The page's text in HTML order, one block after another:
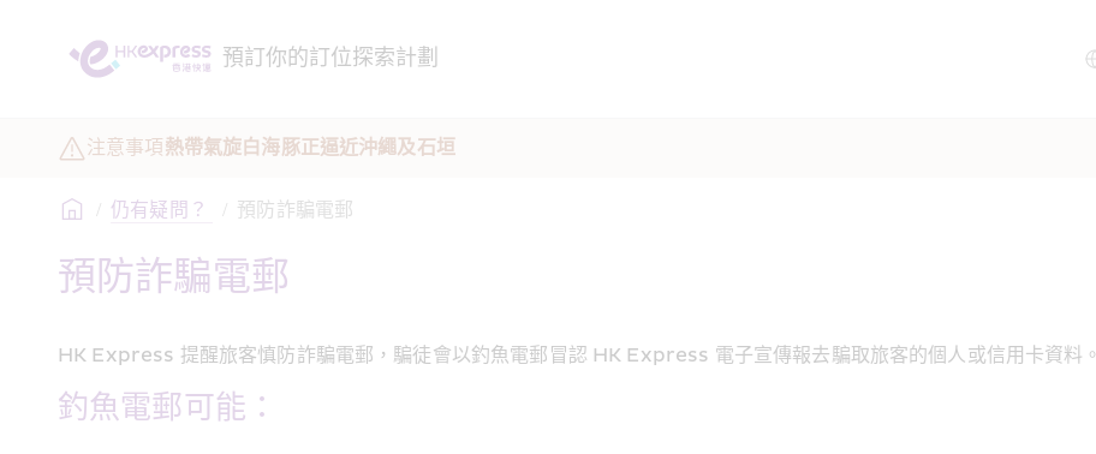
預訂你的訂位探索計劃
注意事項熱帶氣旋白海豚正逼近沖繩及石垣
/ 仍有疑問？ / 預防詐騙電郵
預防詐騙電郵
HK Express 提醒旅客慎防詐騙電郵，騙徒會以釣魚電郵冒認 HK Express 電子宣傳報去騙取旅客的個人或信用卡資料。
釣魚電郵可能：